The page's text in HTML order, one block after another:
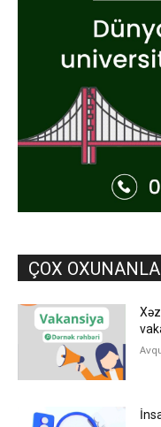
ÇOX